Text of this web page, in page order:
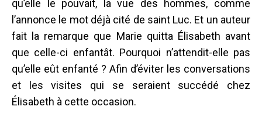
qu’elle le pouvait, la vue des hommes, comme
l’annonce le mot déjà cité de saint Luc. Et un auteur
fait la remarque que Marie quitta Élisabeth avant
que celle-ci enfantât. Pourquoi n’attendit-elle pas
qu’elle eût enfanté ? Afin d’éviter les conversations
et les visites qui se seraient succédé chez
Élisabeth à cette occasion.